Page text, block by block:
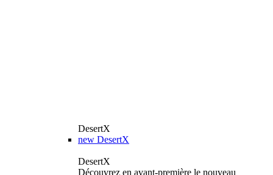
DesertX
new DesertX
DesertX
Découvrez en avant-première le nouveau